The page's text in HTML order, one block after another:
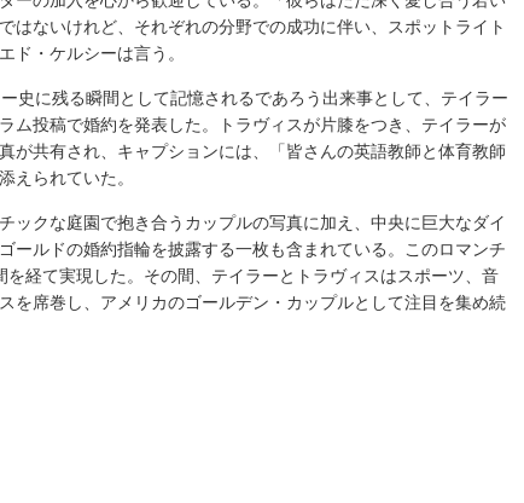
はないけれど、それぞれの分野での成功に伴い、スポットライト
ド・ケルシーは言う。
史に残る瞬間として記憶されるであろう出来事として、テイラー
ム投稿で婚約を発表した。トラヴィスが片膝をつき、テイラーが
が共有され、キャプションには、「皆さんの英語教師と体育教師
えられていた。
ックな庭園で抱き合うカップルの写真に加え、中央に巨大なダイ
ールドの婚約指輪を披露する一枚も含まれている。このロマンチ
を経て実現した。その間、テイラーとトラヴィスはスポーツ、音
を席巻し、アメリカのゴールデン・カップルとして注目を集め続